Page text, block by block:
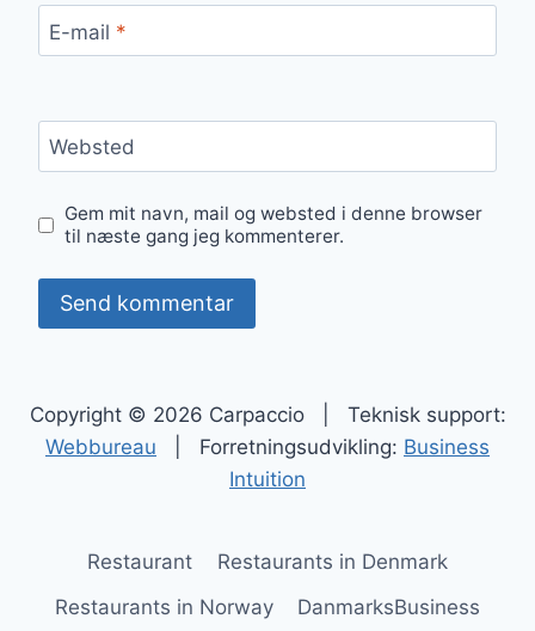
E-mail *
Websted
Gem mit navn, mail og websted i denne browser
til næste gang jeg kommenterer.
Copyright © 2026 Carpaccio | Teknisk support:
Webbureau | Forretningsudvikling: Business
Intuition
Restaurant
Restaurants in Denmark
Restaurants in Norway
DanmarksBusiness